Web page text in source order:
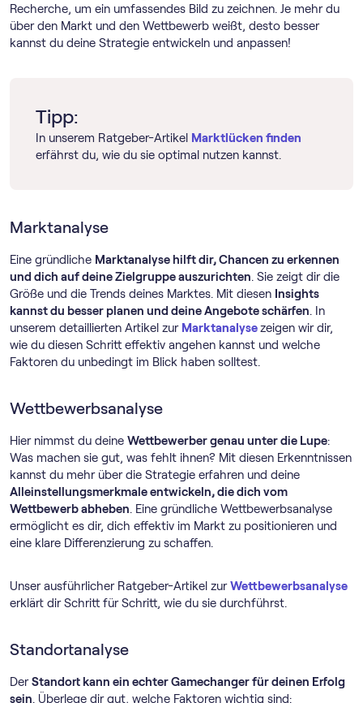
Recherche, um ein umfassendes Bild zu zeichnen. Je mehr du
über den Markt und den Wettbewerb weißt, desto besser
kannst du deine Strategie entwickeln und anpassen!
Tipp:
In unserem Ratgeber-Artikel
Marktlücken finden
erfährst du, wie du sie optimal nutzen kannst.
Marktanalyse
Eine gründliche Marktanalyse hilft dir, Chancen zu erkennen
und dich auf deine Zielgruppe auszurichten. Sie zeigt dir die
Größe und die Trends deines Marktes. Mit diesen Insights
kannst du besser planen und deine Angebote schärfen. In
unserem detaillierten Artikel zur Marktanalysezeigen wir dir,
wie du diesen Schritt effektiv angehen kannst und welche
Faktoren du unbedingt im Blick haben solltest.
Wettbewerbsanalyse
Hier nimmst du deine Wettbewerber genau unter die Lupe:
Was machen sie gut, was fehlt ihnen? Mit diesen Erkenntnissen
kannst du mehr über die Strategie erfahren und deine
Alleinstellungsmerkmale entwickeln, die dich vom
Wettbewerb abheben. Eine gründliche Wettbewerbsanalyse
ermöglicht es dir, dich effektiv im Markt zu positionieren und
eine klare Differenzierung zu schaffen.
Unser ausführlicher Ratgeber-Artikel zurWettbewerbsanalyse
erklärt dir Schritt für Schritt, wie du sie durchführst.
Standortanalyse
DerStandort kann ein echter Gamechanger für deinen Erfolg
sein. Überlege dir gut, welche Faktoren wichtig sind: